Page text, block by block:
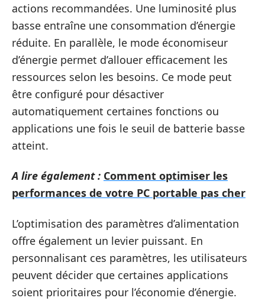
actions recommandées. Une luminosité plus
basse entraîne une consommation d’énergie
réduite. En parallèle, le mode économiseur
d’énergie permet d’allouer efficacement les
ressources selon les besoins. Ce mode peut
être configuré pour désactiver
automatiquement certaines fonctions ou
applications une fois le seuil de batterie basse
atteint.
A lire également : Comment optimiser les
performances de votre PC portable pas cher
L’optimisation des paramètres d’alimentation
offre également un levier puissant. En
personnalisant ces paramètres, les utilisateurs
peuvent décider que certaines applications
soient prioritaires pour l’économie d’énergie.